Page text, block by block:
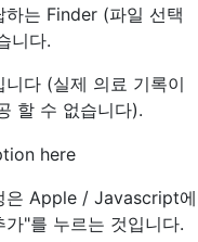
는 Finder (파일 선택
니다.
다 (실제 의료 기록이
할 수 없습니다).
은 Apple / Javascript에
"를 누르는 것입니다.